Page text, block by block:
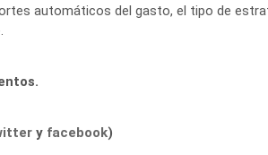
automáticos del gasto, el tipo de
y facebook)